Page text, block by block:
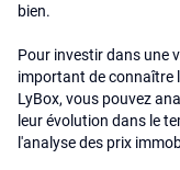
bien.
Pour investir dans une
important de connaître
LyBox, vous pouvez
leur évolution dans le
l'analyse des prix